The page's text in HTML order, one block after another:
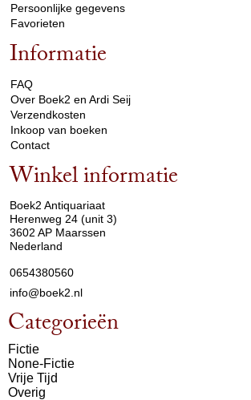
Persoonlijke gegevens
Favorieten
Informatie
FAQ
Over Boek2 en Ardi Seij
Verzendkosten
Inkoop van boeken
Contact
Winkel informatie
Boek2 Antiquariaat
Herenweg 24 (unit 3)
3602 AP Maarssen
Nederland
0654380560
info@boek2.nl
Categorieën
Fictie
None-Fictie
Vrije Tijd
Overig